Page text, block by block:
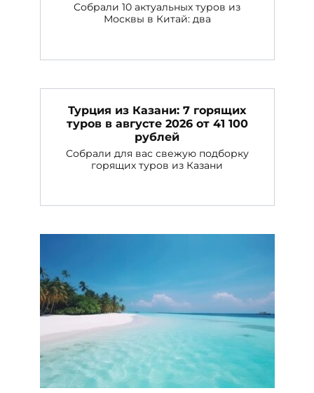
Собрали 10 актуальных туров из
Москвы в Китай: два
Турция из Казани: 7 горящих
туров в августе 2026 от 41 100
рублей
Собрали для вас свежую подборку
горящих туров из Казани